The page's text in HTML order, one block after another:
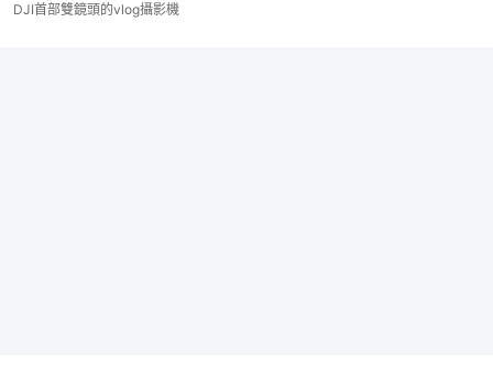
DJI首部雙鏡頭的vlog攝影機